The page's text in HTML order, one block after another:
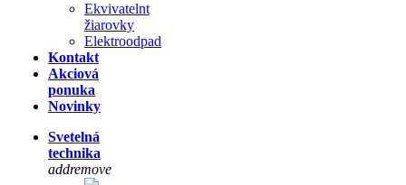
Ekvivatelnt
žiarovky
Elektroodpad
Kontakt
Akciová
ponuka
Novinky
Svetelná
technika
addremove